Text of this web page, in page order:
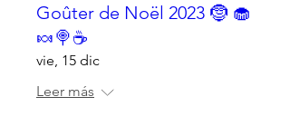
Goûter de Noël 2023 🤶 🧁
🍬🍭☕
vie, 15 dic
Leer más